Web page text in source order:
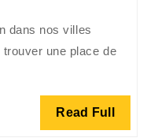
tarif
!
de
nos
services
dans nos villes
une place de
Read Full Read
Full